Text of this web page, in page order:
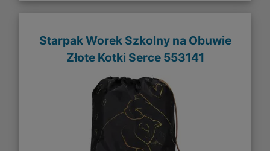
Starpak Worek Szkolny na Obuwie
Złote Kotki Serce 553141